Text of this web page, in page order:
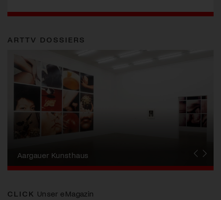
ARTTV DOSSIERS
Künstlerin
Aargauer Kunsthaus
Gewerbemuseum Winterthur
Liste Art Fair Basel
Bündner Kunstmuseum
Künstler:innen Portraits
Junge Schweizer Kunst
Vögele Kultur Zentrum
Nidwaldner Museum
Haus für Kunst Uri
CLICK Unser eMagazin